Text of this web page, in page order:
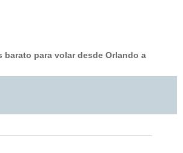
barato para volar desde Orlando a